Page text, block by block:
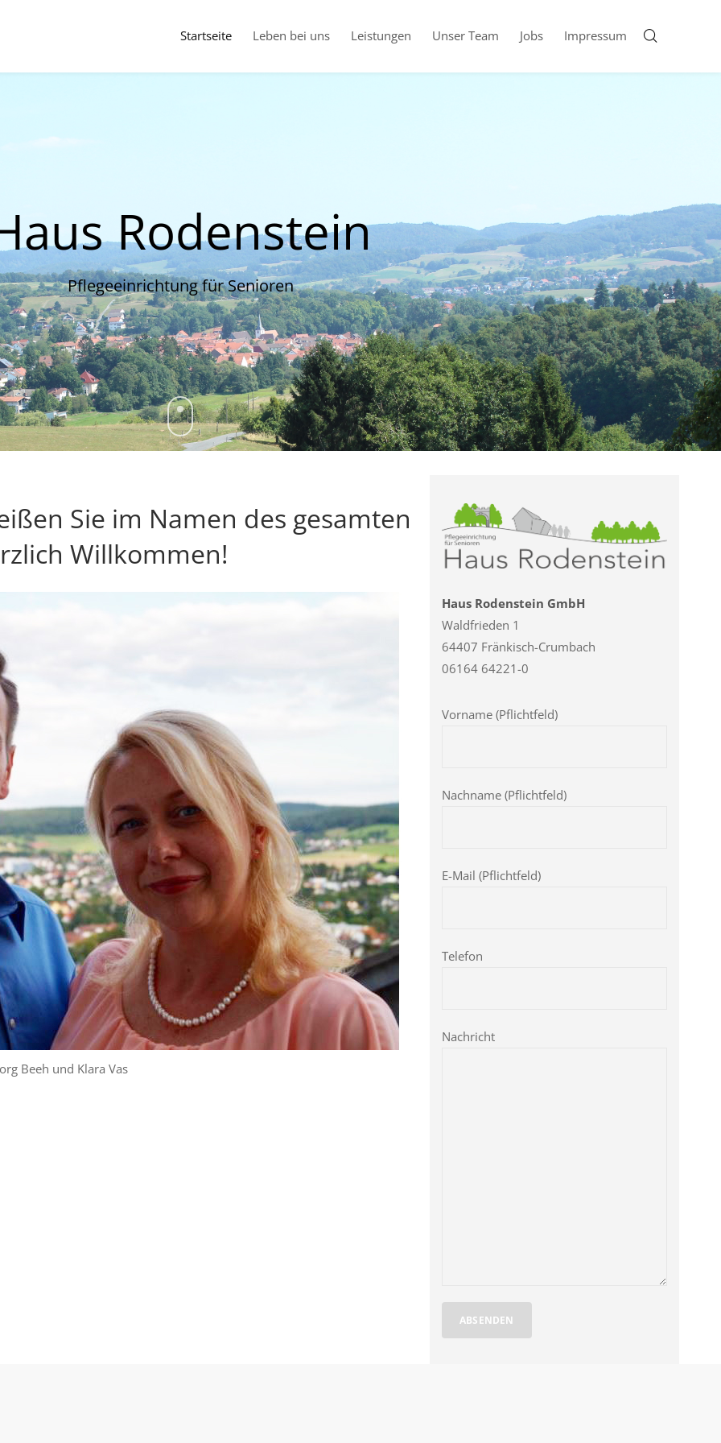
Startseite Leben bei uns Leistungen Unser Team Jobs Impressum
Rodenstein
Pflegeeinrichtung für Senioren
Sie im Namen des gesamten
Willkommen!
Beeh und Klara Vas
Haus Rodenstein GmbH
Waldfrieden 1
64407 Fränkisch-Crumbach
06164 64221-0
Vorname (Pflichtfeld)
Nachname (Pflichtfeld)
E-Mail (Pflichtfeld)
Telefon
Nachricht